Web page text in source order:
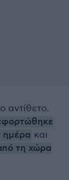
αντίθετο.
ημέρα και
τη χώρα